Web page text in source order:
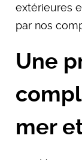
extérieures
par nos
Une
mer